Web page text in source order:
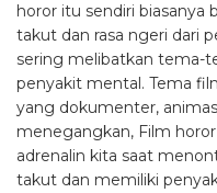
horor itu sendiri biasanya
takut dan rasa ngeri dari
sering melibatkan tema-
penyakit mental. Tema
yang dokumenter,
menegangkan, Film
adrenalin kita saat
takut dan memiliki